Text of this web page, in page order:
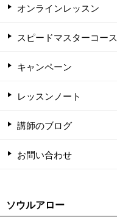
オンラインレッスン
スピードマスターコース
キャンペーン
レッスンノート
講師のブログ
お問い合わせ
ソウルアロー